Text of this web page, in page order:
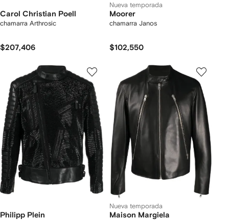
Carol Christian Poell
chamarra Arthrosic
$207,406
Nueva temporada
Moorer
chamarra Janos
$102,550
Philipp Plein
Nueva temporada
Maison Margiela